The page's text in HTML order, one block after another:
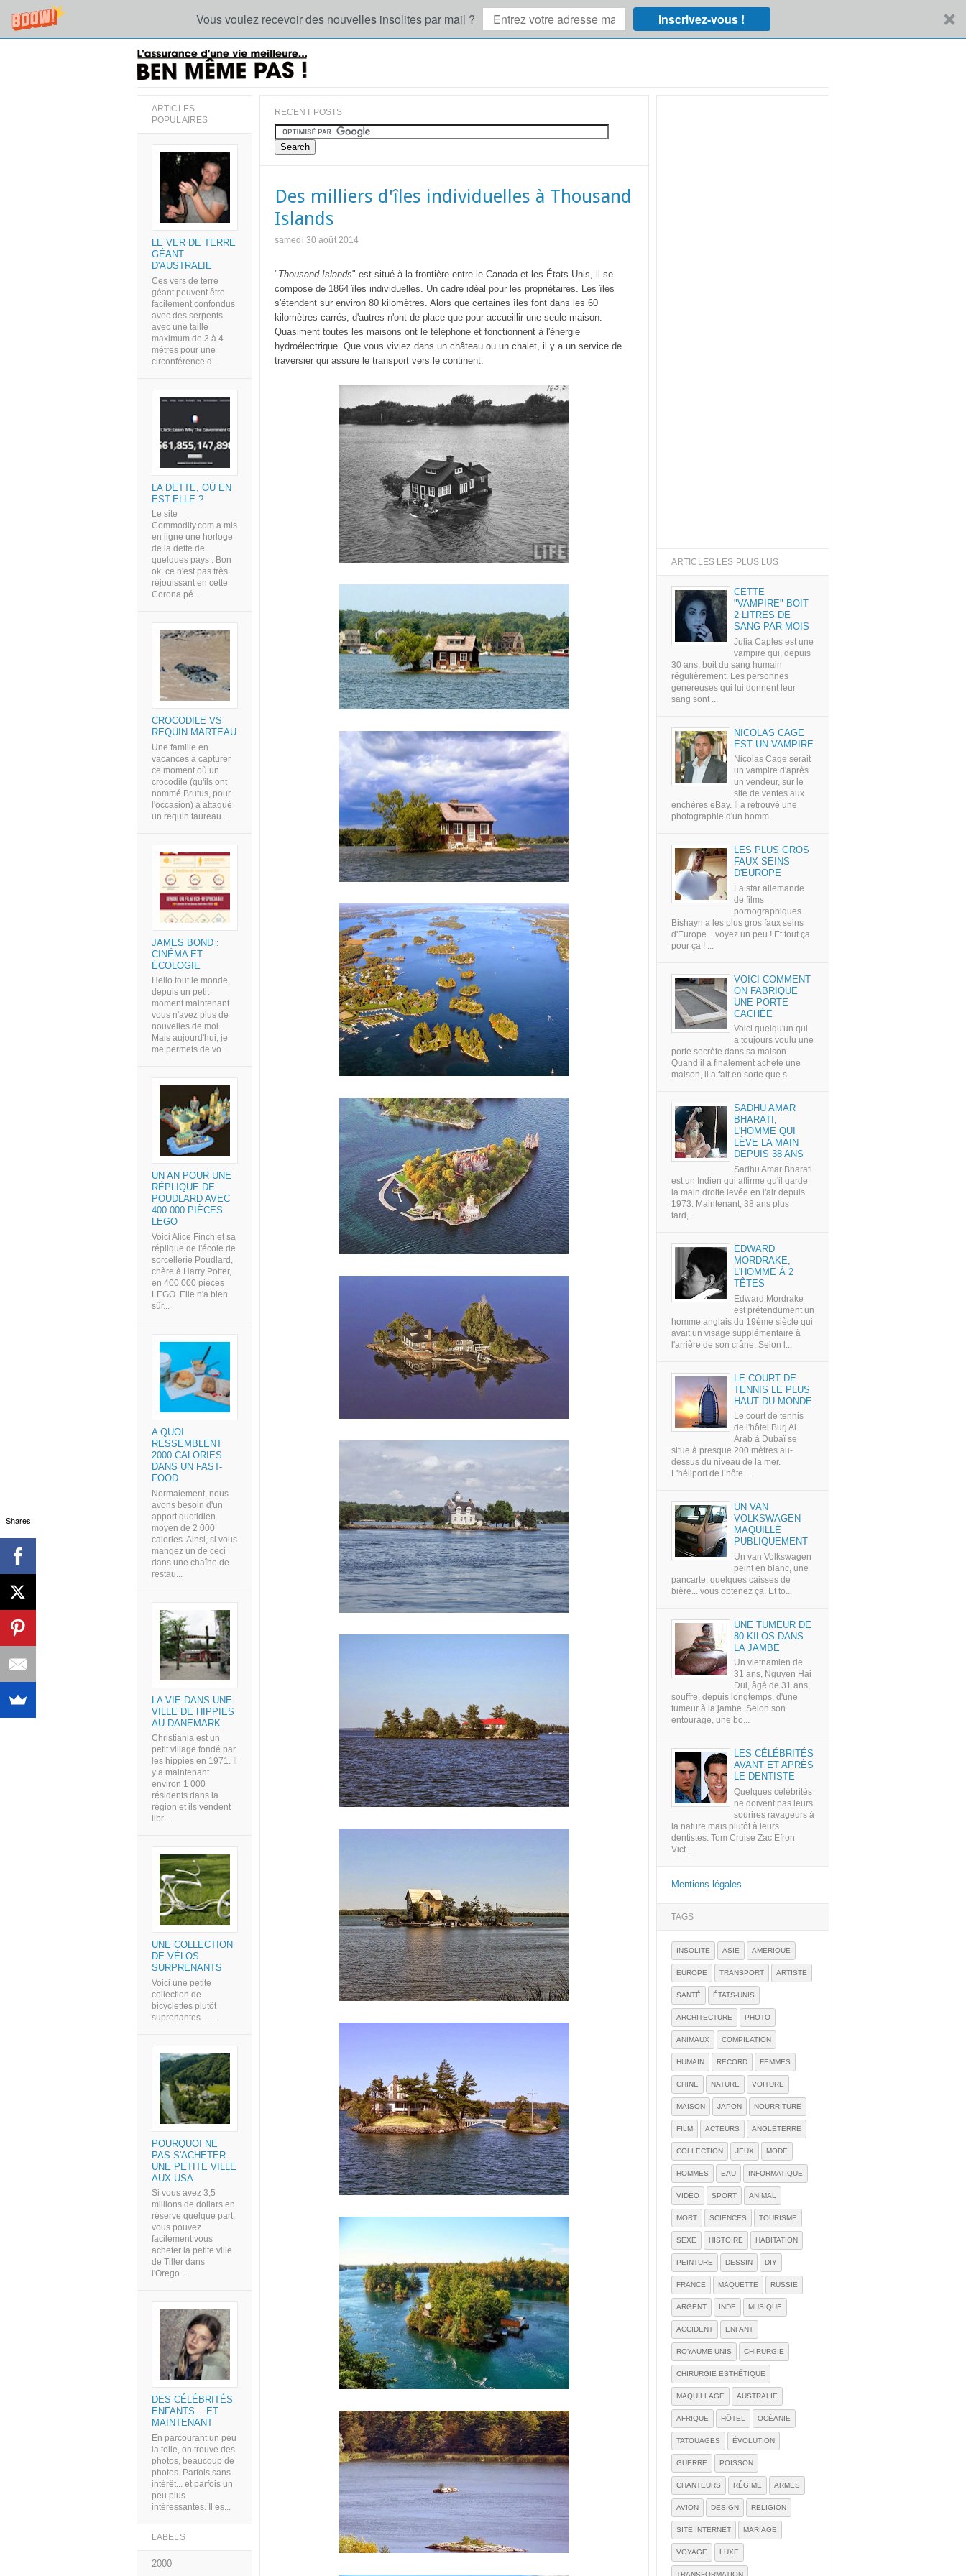
Vous voulez recevoir des nouvelles insolites par mail ? Inscrivez-vous !
RECENT POSTS
Des milliers d'îles individuelles à Thousand
Islands
samedi 30 août 2014
"Thousand Islands" est situé à la frontière entre le Canada et les États-Unis, il se
compose de 1864 îles individuelles. Un cadre idéal pour les propriétaires. Les îles
s'étendent sur environ 80 kilomètres. Alors que certaines îles font dans les 60
kilomètres carrés, d'autres n'ont de place que pour accueillir une seule maison.
Quasiment toutes les maisons ont le téléphone et fonctionnent à l'énergie
hydroélectrique. Que vous viviez dans un château ou un chalet, il y a un service de
traversier qui assure le transport vers le continent.
ARTICLES
POPULAIRES
LE VER DE TERRE
GÉANT
D'AUSTRALIE
Ces vers de terre
géant peuvent être
facilement confondus
avec des serpents
avec une taille
maximum de 3 à 4
mètres pour une
circonférence d...
LA DETTE, OÙ EN
EST-ELLE ?
Le site
Commodity.com a mis
en ligne une horloge
de la dette de
quelques pays . Bon
ok, ce n'est pas très
réjouissant en cette
Corona pé...
CROCODILE VS
REQUIN MARTEAU
Une famille en
vacances a capturer
ce moment où un
crocodile (qu'ils ont
nommé Brutus, pour
l'occasion) a attaqué
un requin taureau....
JAMES BOND :
CINÉMA ET
ÉCOLOGIE
Hello tout le monde,
depuis un petit
moment maintenant
vous n'avez plus de
nouvelles de moi.
Mais aujourd'hui, je
me permets de vo...
UN AN POUR UNE
RÉPLIQUE DE
POUDLARD AVEC
400 000 PIÈCES
LEGO
Voici Alice Finch et sa
réplique de l'école de
sorcellerie Poudlard,
chère à Harry Potter,
en 400 000 pièces
LEGO. Elle n'a bien
sûr...
A QUOI
RESSEMBLENT
2000 CALORIES
DANS UN FAST-
FOOD
Normalement, nous
avons besoin d'un
apport quotidien
moyen de 2 000
calories. Ainsi, si vous
mangez un de ceci
dans une chaîne de
restau...
LA VIE DANS UNE
VILLE DE HIPPIES
AU DANEMARK
Christiania est un
petit village fondé par
les hippies en 1971. Il
y a maintenant
environ 1 000
résidents dans la
région et ils vendent
libr...
UNE COLLECTION
DE VÉLOS
SURPRENANTS
Voici une petite
collection de
bicyclettes plutôt
suprenantes... ...
POURQUOI NE
PAS S'ACHETER
UNE PETITE VILLE
AUX USA
Si vous avez 3,5
millions de dollars en
réserve quelque part,
vous pouvez
facilement vous
acheter la petite ville
de Tiller dans
l'Orego...
DES CÉLÉBRITÉS
ENFANTS... ET
MAINTENANT
En parcourant un peu
la toile, on trouve des
photos, beaucoup de
photos. Parfois sans
intérêt... et parfois un
peu plus
intéressantes. Il es...
LABELS
2000
ARTICLES LES PLUS LUS
CETTE
"VAMPIRE" BOIT
2 LITRES DE
SANG PAR MOIS
Julia Caples est une
vampire qui, depuis
30 ans, boit du sang humain
régulièrement. Les personnes
généreuses qui lui donnent leur
sang sont ...
NICOLAS CAGE
EST UN VAMPIRE
Nicolas Cage serait
un vampire d'après
un vendeur, sur le
site de ventes aux
enchères eBay. Il a retrouvé une
photographie d'un homm...
LES PLUS GROS
FAUX SEINS
D'EUROPE
La star allemande
de films
pornographiques
Bishayn a les plus gros faux seins
d'Europe... voyez un peu ! Et tout ça
pour ça ! ...
VOICI COMMENT
ON FABRIQUE
UNE PORTE
CACHÉE
Voici quelqu'un qui
a toujours voulu une
porte secrète dans sa maison.
Quand il a finalement acheté une
maison, il a fait en sorte que s...
SADHU AMAR
BHARATI,
L'HOMME QUI
LÈVE LA MAIN
DEPUIS 38 ANS
Sadhu Amar Bharati
est un Indien qui affirme qu'il garde
la main droite levée en l'air depuis
1973. Maintenant, 38 ans plus
tard,...
EDWARD
MORDRAKE,
L'HOMME À 2
TÊTES
Edward Mordrake
est prétendument un
homme anglais du 19ème siècle qui
avait un visage supplémentaire à
l'arrière de son crâne. Selon l...
LE COURT DE
TENNIS LE PLUS
HAUT DU MONDE
Le court de tennis
de l'hôtel Burj Al
Arab à Dubaï se
situe à presque 200 mètres au-
dessus du niveau de la mer.
L'héliport de l’hôte...
UN VAN
VOLKSWAGEN
MAQUILLÉ
PUBLIQUEMENT
Un van Volkswagen
peint en blanc, une
pancarte, quelques caisses de
bière... vous obtenez ça. Et to...
UNE TUMEUR DE
80 KILOS DANS
LA JAMBE
Un vietnamien de
31 ans, Nguyen Hai
Dui, âgé de 31 ans,
souffre, depuis longtemps, d'une
tumeur à la jambe. Selon son
entourage, une bo...
LES CÉLÉBRITÉS
AVANT ET APRÈS
LE DENTISTE
Quelques célébrités
ne doivent pas leurs
sourires ravageurs à
la nature mais plutôt à leurs
dentistes. Tom Cruise Zac Efron
Vict...
Mentions légales
TAGS
INSOLITE ASIE AMÉRIQUE
EUROPE TRANSPORT ARTISTE
SANTÉ ÉTATS-UNIS
ARCHITECTURE PHOTO
ANIMAUX COMPILATION
HUMAIN RECORD FEMMES
CHINE NATURE VOITURE
MAISON JAPON NOURRITURE
FILM ACTEURS ANGLETERRE
COLLECTION JEUX MODE
HOMMES EAU INFORMATIQUE
VIDÉO SPORT ANIMAL
MORT SCIENCES TOURISME
SEXE HISTOIRE HABITATION
PEINTURE DESSIN DIY
FRANCE MAQUETTE RUSSIE
ARGENT INDE MUSIQUE
ACCIDENT ENFANT
ROYAUME-UNIS CHIRURGIE
CHIRURGIE ESTHÉTIQUE
MAQUILLAGE AUSTRALIE
AFRIQUE HÔTEL OCÉANIE
TATOUAGES ÉVOLUTION
GUERRE POISSON
CHANTEURS RÉGIME ARMES
AVION DESIGN RELIGION
SITE INTERNET MARIAGE
VOYAGE LUXE
TRANSFORMATION
Shares